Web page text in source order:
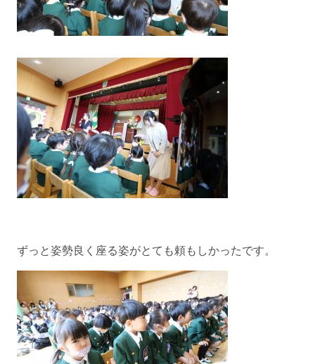
ずっと姿勢良く座る姿がとても頼もしかったです。